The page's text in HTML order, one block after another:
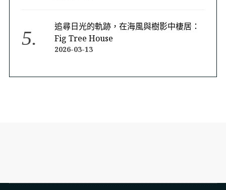
追尋日光的軌跡，在海風與樹影中棲居：
Fig Tree House
2026-03-13